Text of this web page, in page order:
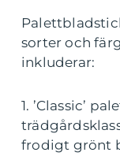
sorter och
inkluderar:
1. ’Classic’
frodigt grönt